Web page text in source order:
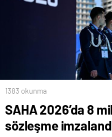
1383 okunma
SAHA 2026’da 8
sözleşme